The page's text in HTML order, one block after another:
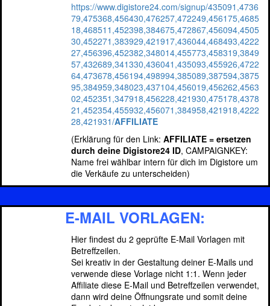
https://www.digistore24.com/signup/435091,4736
79,475368,456430,476257,472249,456175,4685
18,468511,452398,384675,472867,456094,4505
30,452271,383929,421917,436044,468493,4222
27,456396,452382,348014,455773,458319,3849
57,432689,341330,436041,435093,455926,4722
64,473678,456194,498994,385089,387594,3875
95,384959,348023,437104,456019,456262,4563
02,452351,347918,456228,421930,475178,4378
21,452354,455932,456071,384958,421918,4222
28,421931/AFFILIATE
(Erklärung für den Link: AFFILIATE = ersetzen
durch deine Digistore24 ID, CAMPAIGNKEY:
Name frei wählbar intern für dich im Digistore um
die Verkäufe zu unterscheiden)
E-MAIL VORLAGEN:
Hier findest du 2 geprüfte E-Mail Vorlagen mit
Betreffzeilen.
Sei kreativ in der Gestaltung deiner E-Mails und
verwende diese Vorlage nicht 1:1. Wenn jeder
Affiliate diese E-Mail und Betreffzeilen verwendet,
dann wird deine Öffnungsrate und somit deine